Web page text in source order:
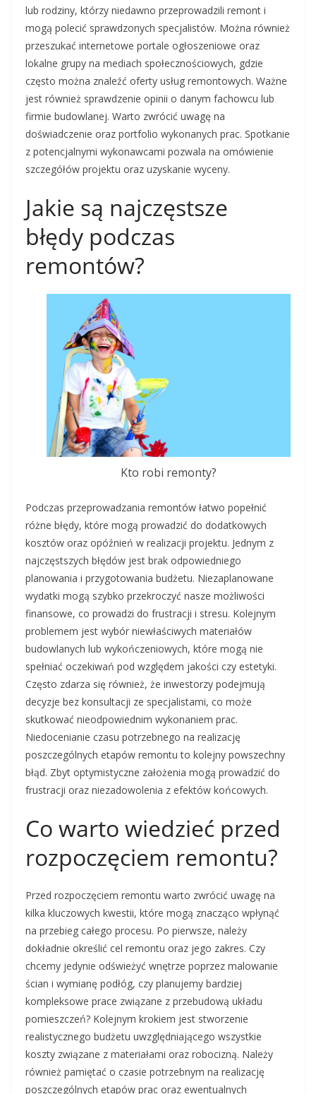
lub rodziny, którzy niedawno przeprowadzili remont i
mogą polecić sprawdzonych specjalistów. Można również
przeszukać internetowe portale ogłoszeniowe oraz
lokalne grupy na mediach społecznościowych, gdzie
często można znaleźć oferty usług remontowych. Ważne
jest również sprawdzenie opinii o danym fachowcu lub
firmie budowlanej. Warto zwrócić uwagę na
doświadczenie oraz portfolio wykonanych prac. Spotkanie
z potencjalnymi wykonawcami pozwala na omówienie
szczegółów projektu oraz uzyskanie wyceny.
Jakie są najczęstsze
błędy podczas
remontów?
Kto robi remonty?
Podczas przeprowadzania remontów łatwo popełnić
różne błędy, które mogą prowadzić do dodatkowych
kosztów oraz opóźnień w realizacji projektu. Jednym z
najczęstszych błędów jest brak odpowiedniego
planowania i przygotowania budżetu. Niezaplanowane
wydatki mogą szybko przekroczyć nasze możliwości
finansowe, co prowadzi do frustracji i stresu. Kolejnym
problemem jest wybór niewłaściwych materiałów
budowlanych lub wykończeniowych, które mogą nie
spełniać oczekiwań pod względem jakości czy estetyki.
Często zdarza się również, że inwestorzy podejmują
decyzje bez konsultacji ze specjalistami, co może
skutkować nieodpowiednim wykonaniem prac.
Niedocenianie czasu potrzebnego na realizację
poszczególnych etapów remontu to kolejny powszechny
błąd. Zbyt optymistyczne założenia mogą prowadzić do
frustracji oraz niezadowolenia z efektów końcowych.
Co warto wiedzieć przed
rozpoczęciem remontu?
Przed rozpoczęciem remontu warto zwrócić uwagę na
kilka kluczowych kwestii, które mogą znacząco wpłynąć
na przebieg całego procesu. Po pierwsze, należy
dokładnie określić cel remontu oraz jego zakres. Czy
chcemy jedynie odświeżyć wnętrze poprzez malowanie
ścian i wymianę podłóg, czy planujemy bardziej
kompleksowe prace związane z przebudową układu
pomieszczeń? Kolejnym krokiem jest stworzenie
realistycznego budżetu uwzględniającego wszystkie
koszty związane z materiałami oraz robocizną. Należy
również pamiętać o czasie potrzebnym na realizację
poszczególnych etapów prac oraz ewentualnych